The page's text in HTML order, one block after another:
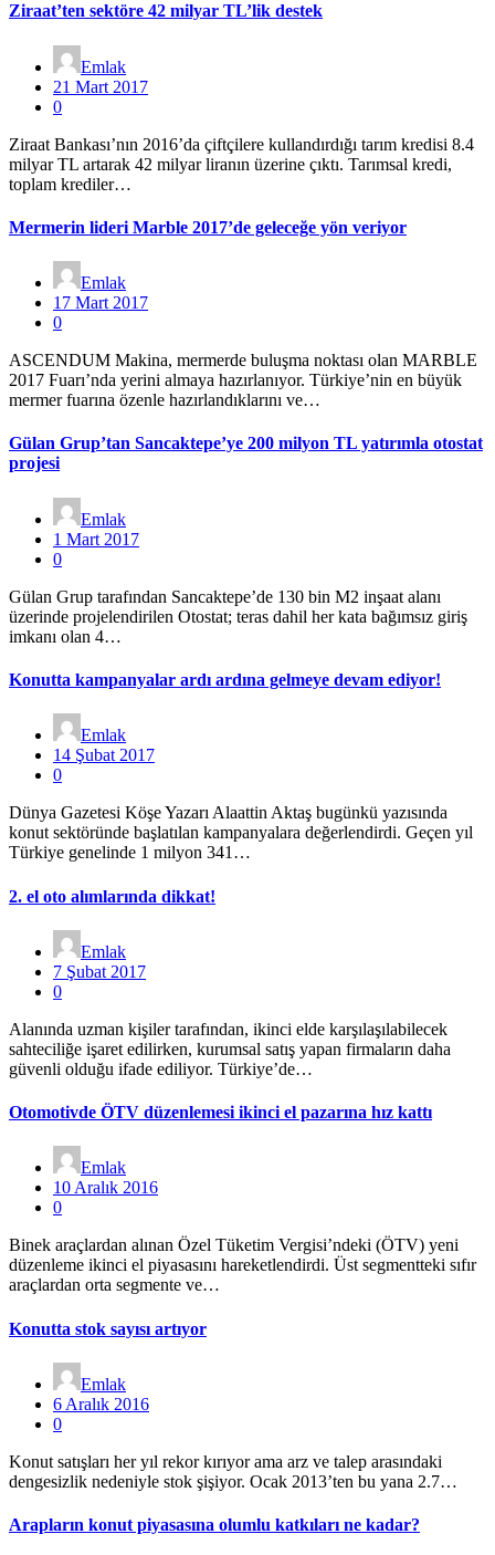
Ziraat’ten sektöre 42 milyar TL’lik destek
Emlak
21 Mart 2017
0
Ziraat Bankası’nın 2016’da çiftçilere kullandırdığı tarım kredisi 8.4
milyar TL artarak 42 milyar liranın üzerine çıktı. Tarımsal kredi,
toplam krediler…
Mermerin lideri Marble 2017’de geleceğe yön veriyor
Emlak
17 Mart 2017
0
ASCENDUM Makina, mermerde buluşma noktası olan MARBLE
2017 Fuarı’nda yerini almaya hazırlanıyor. Türkiye’nin en büyük
mermer fuarına özenle hazırlandıklarını ve…
Gülan Grup’tan Sancaktepe’ye 200 milyon TL yatırımla otostat
projesi
Emlak
1 Mart 2017
0
Gülan Grup tarafından Sancaktepe’de 130 bin M2 inşaat alanı
üzerinde projelendirilen Otostat; teras dahil her kata bağımsız giriş
imkanı olan 4…
Konutta kampanyalar ardı ardına gelmeye devam ediyor!
Emlak
14 Şubat 2017
0
Dünya Gazetesi Köşe Yazarı Alaattin Aktaş bugünkü yazısında
konut sektöründe başlatılan kampanyalara değerlendirdi. Geçen yıl
Türkiye genelinde 1 milyon 341…
2. el oto alımlarında dikkat!
Emlak
7 Şubat 2017
0
Alanında uzman kişiler tarafından, ikinci elde karşılaşılabilecek
sahteciliğe işaret edilirken, kurumsal satış yapan firmaların daha
güvenli olduğu ifade ediliyor. Türkiye’de…
Otomotivde ÖTV düzenlemesi ikinci el pazarına hız kattı
Emlak
10 Aralık 2016
0
Binek araçlardan alınan Özel Tüketim Vergisi’ndeki (ÖTV) yeni
düzenleme ikinci el piyasasını hareketlendirdi. Üst segmentteki sıfır
araçlardan orta segmente ve…
Konutta stok sayısı artıyor
Emlak
6 Aralık 2016
0
Konut satışları her yıl rekor kırıyor ama arz ve talep arasındaki
dengesizlik nedeniyle stok şişiyor. Ocak 2013’ten bu yana 2.7…
Arapların konut piyasasına olumlu katkıları ne kadar?